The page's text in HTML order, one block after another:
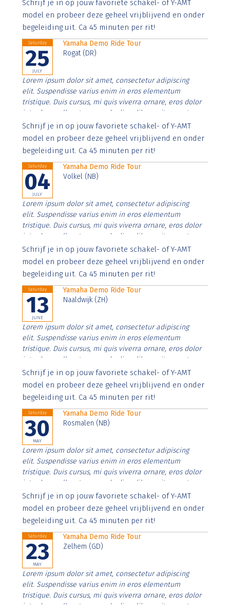
imperdiet. Nunc ut sem vitae risus tristique posuere.
Schrijf je in op jouw favoriete schakel- of Y-AMT
model en probeer deze geheel vrijblijvend en onder
begeleiding uit. Ca 45 minuten per rit!
Saturday
25
JULY
Yamaha Demo Ride Tour
Rogat (DR)
Lorem ipsum dolor sit amet, consectetur adipiscing
elit. Suspendisse varius enim in eros elementum
tristique. Duis cursus, mi quis viverra ornare, eros dolor
interdum nulla, ut commodo diam libero vitae erat.
Aenean faucibus nibh et justo cursus id rutrum lorem
imperdiet. Nunc ut sem vitae risus tristique posuere.
Schrijf je in op jouw favoriete schakel- of Y-AMT
model en probeer deze geheel vrijblijvend en onder
begeleiding uit. Ca 45 minuten per rit!
Saturday
04
JULY
Yamaha Demo Ride Tour
Volkel (NB)
Lorem ipsum dolor sit amet, consectetur adipiscing
elit. Suspendisse varius enim in eros elementum
tristique. Duis cursus, mi quis viverra ornare, eros dolor
interdum nulla, ut commodo diam libero vitae erat.
Aenean faucibus nibh et justo cursus id rutrum lorem
imperdiet. Nunc ut sem vitae risus tristique posuere.
Schrijf je in op jouw favoriete schakel- of Y-AMT
model en probeer deze geheel vrijblijvend en onder
begeleiding uit. Ca 45 minuten per rit!
Saturday
13
JUNE
Yamaha Demo Ride Tour
Naaldwijk (ZH)
Lorem ipsum dolor sit amet, consectetur adipiscing
elit. Suspendisse varius enim in eros elementum
tristique. Duis cursus, mi quis viverra ornare, eros dolor
interdum nulla, ut commodo diam libero vitae erat.
Aenean faucibus nibh et justo cursus id rutrum lorem
imperdiet. Nunc ut sem vitae risus tristique posuere.
Schrijf je in op jouw favoriete schakel- of Y-AMT
model en probeer deze geheel vrijblijvend en onder
begeleiding uit. Ca 45 minuten per rit!
Saturday
30
MAY
Yamaha Demo Ride Tour
Rosmalen (NB)
Lorem ipsum dolor sit amet, consectetur adipiscing
elit. Suspendisse varius enim in eros elementum
tristique. Duis cursus, mi quis viverra ornare, eros dolor
interdum nulla, ut commodo diam libero vitae erat.
Aenean faucibus nibh et justo cursus id rutrum lorem
imperdiet. Nunc ut sem vitae risus tristique posuere.
Schrijf je in op jouw favoriete schakel- of Y-AMT
model en probeer deze geheel vrijblijvend en onder
begeleiding uit. Ca 45 minuten per rit!
Saturday
23
MAY
Yamaha Demo Ride Tour
Zelhem (GD)
Lorem ipsum dolor sit amet, consectetur adipiscing
elit. Suspendisse varius enim in eros elementum
tristique. Duis cursus, mi quis viverra ornare, eros dolor
interdum nulla, ut commodo diam libero vitae erat.